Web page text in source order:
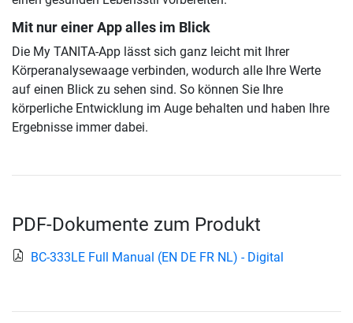
Mit nur einer App alles im Blick
Die My TANITA-App lässt sich ganz leicht mit Ihrer
Körperanalysewaage verbinden, wodurch alle Ihre Werte
auf einen Blick zu sehen sind. So können Sie Ihre
körperliche Entwicklung im Auge behalten und haben Ihre
Ergebnisse immer dabei.
PDF-Dokumente zum Produkt
BC-333LE Full Manual (EN DE FR NL) - Digital